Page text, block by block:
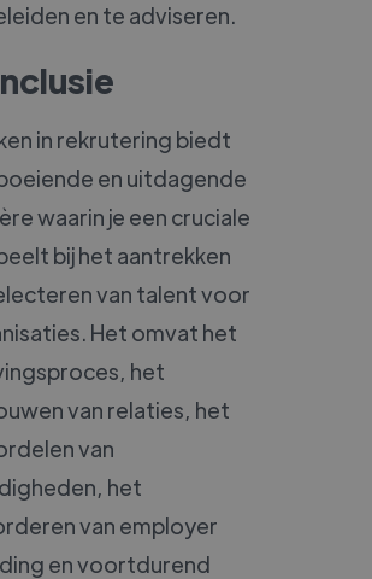
en te adviseren.
in rekrutering biedt
en uitdagende
waarin je een cruciale
bij het aantrekken
van talent voor
Het omvat het
het
van relaties, het
van
het
van employer
en voortdurend